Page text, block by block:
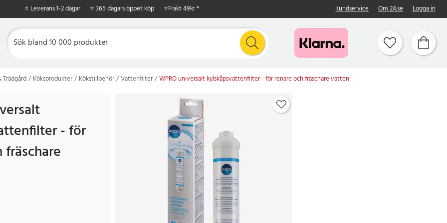
⭐ Leverans 1-2 dagar ⭐ 365 dagars öppet köp ⭐Frakt 49kr * Kundservice Om 24.se Logga in
Trädgård Köksprodukter Kökstillbehör Vattenfilter WPRO universalt kylskåpsvattenfilter - för renare och fräschare vatten
- för